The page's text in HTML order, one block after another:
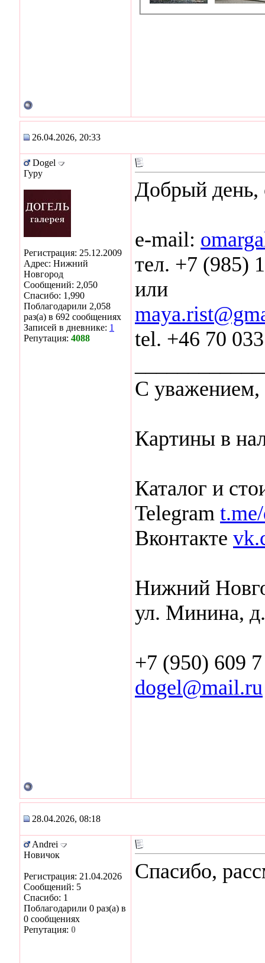
26.04.2026, 20:33
Dogel
Гуру
Регистрация: 25.12.2009
Адрес: Нижний
Новгород
Сообщений: 2,050
Спасибо: 1,990
Поблагодарили 2,058
раз(а) в 692 сообщениях
Записей в дневнике: 1
Репутация: 4088
Добрый день,
e-mail:
тел. +7 (985)
или
tel. +46 70
С уважением,
Картины в
Каталог и
Telegram
Вконтакте
Нижний
ул. Минина,
+7 (950) 609
dogel@mail.ru
28.04.2026, 08:18
Andrei
Новичок
Регистрация: 21.04.2026
Сообщений: 5
Спасибо: 1
Поблагодарили 0 раз(а) в
0 сообщениях
Репутация: 0
Спасибо,